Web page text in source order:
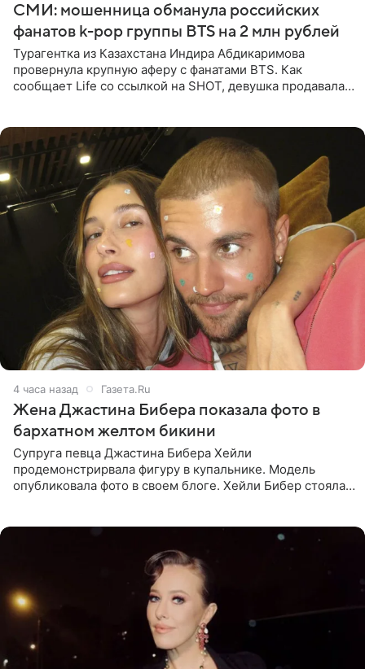
СМИ: мошенница обманула российских
фанатов k-pop группы BTS на 2 млн рублей
Турагентка из Казахстана Индира Абдикаримова
провернула крупную аферу с фанатами BTS. Как
сообщает Life со ссылкой на SHOT, девушка продавала
4 часа назад Газета.Ru
Жена Джастина Бибера показала фото в
бархатном желтом бикини
Супруга певца Джастина Бибера Хейли
продемонстрирвала фигуру в купальнике. Модель
опубликовала фото в своем блоге. Хейли Бибер стояла